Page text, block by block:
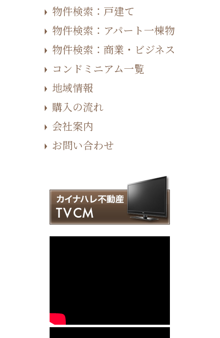
物件検索：戸建て
物件検索：アパート一棟物
物件検索：商業・ビジネス
コンドミニアム一覧
地域情報
購入の流れ
会社案内
お問い合わせ